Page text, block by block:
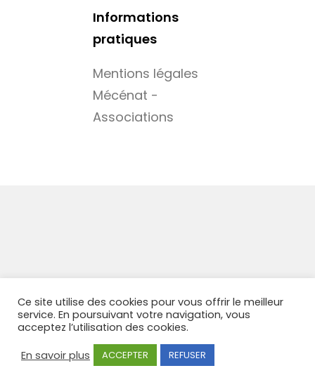
Informations
pratiques
Mentions légales
Mécénat -
Associations
Ce site utilise des cookies pour vous offrir le meilleur
service. En poursuivant votre navigation, vous
acceptez l’utilisation des cookies.
En savoir plus
ACCEPTER REFUSER